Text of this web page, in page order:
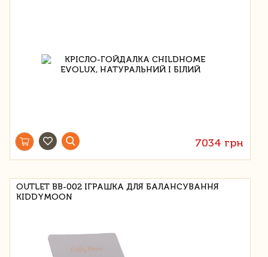
7034 грн
OUTLET BB-002 ІГРАШКА ДЛЯ БАЛАНСУВАННЯ
KIDDYMOON